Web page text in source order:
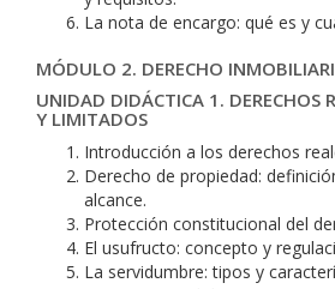
La nota de encargo: qué es y
MÓDULO 2. DERECHO
UNIDAD DIDÁCTICA 1. DERECHOS
Y LIMITADOS
Introducción a los derechos
Derecho de propiedad:
alcance.
Protección constitucional del
El usufructo: concepto y
La servidumbre: tipos y